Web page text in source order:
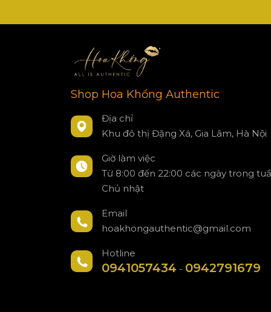
Shop Hoa Khổng Authentic
Địa chỉ
Khu đô thị Đặng Xá, Gia Lâm, Hà Nội
Giờ làm việc
Từ 8:00 đến 22:00 các ngày trong
Chủ nhật
Email
hoakhongauthentic@gmail.com
Hotline
0941057434 - 0942791679